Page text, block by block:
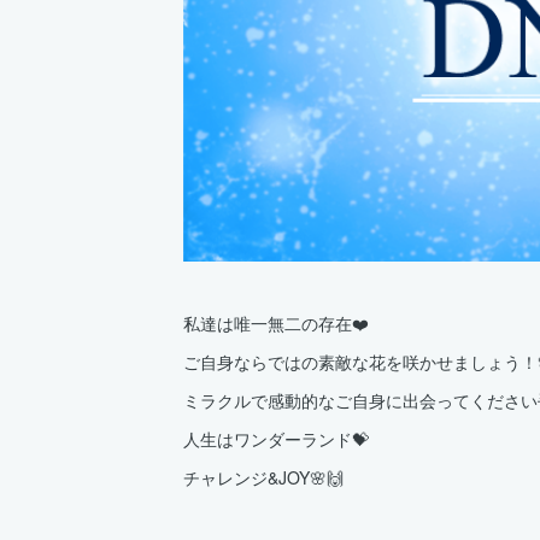
私達は唯一無二の存在❤️
ご自身ならではの素敵な花を咲かせましょう
ミラクルで感動的なご自身に出会ってくださ
人生はワンダーランド💝
チャレンジ&JOY🌸🙌